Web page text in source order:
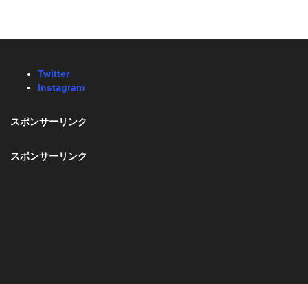
Twitter
Instagram
スポンサーリンク
スポンサーリンク